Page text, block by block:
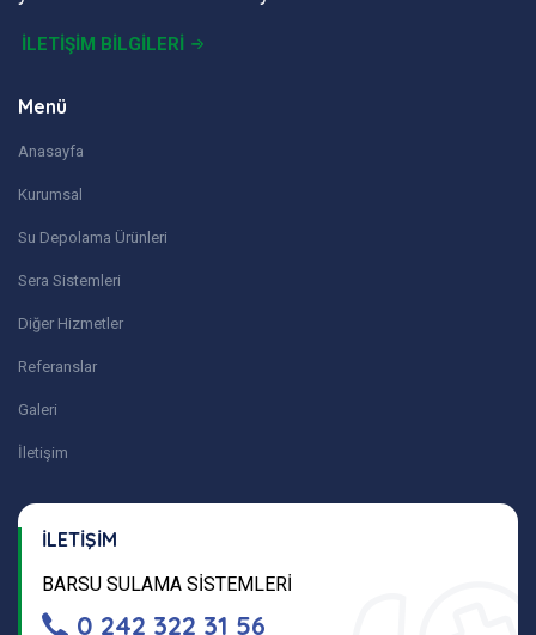
İLETİŞİM BİLGİLERİ
Menü
Anasayfa
Kurumsal
Su Depolama Ürünleri
Sera Sistemleri
Diğer Hizmetler
Referanslar
Galeri
İletişim
İLETİŞİM
BARSU SULAMA SİSTEMLERİ
0 242 322 31 56